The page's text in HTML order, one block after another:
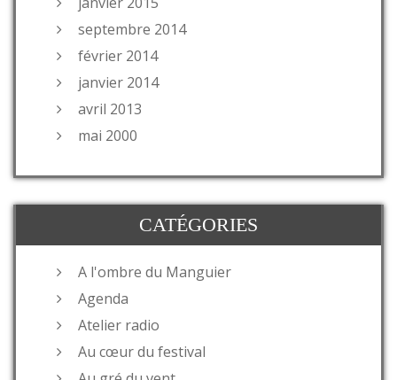
septembre 2014
février 2014
janvier 2014
avril 2013
mai 2000
CATÉGORIES
A l'ombre du Manguier
Agenda
Atelier radio
Au cœur du festival